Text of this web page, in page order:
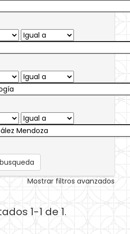
Mostrar filtros avanzados
1-1 de 1.